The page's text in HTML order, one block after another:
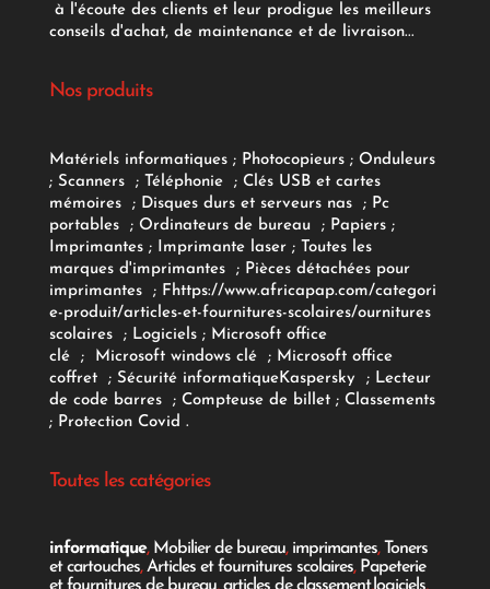
à l'écoute des clients et leur prodigue les meilleurs
conseils d'achat, de maintenance et de livraison...
Nos produits
Matériels informatiques; Photocopieurs; Onduleurs
; Scanners ; Téléphonie ; Clés USB et cartes
mémoires
; Disques durs et serveurs nas ; Pc
portables
; Ordinateurs de bureau ; Papiers;
Imprimantes;Imprimante laser;
Toutes les
marques d'imprimantes
; Pièces détachées pour
imprimantes
; F https://www.africapap.com/categori
e-produit/articles-et-fournitures-scolaires/ournitures
scolaires; Logiciels ; Microsoft office
clé
; Microsoft windows clé; Microsoft office
coffret ; Sécurité informatiqueKaspersky ; Lecteur
de code barres
; Compteuse de billet; Classements
; Protection Covid .
Toutes les catégories
informatique, Mobilier de bureau, imprimantes, Toners
et cartouches,Articles et fournitures scolaires, Papeterie